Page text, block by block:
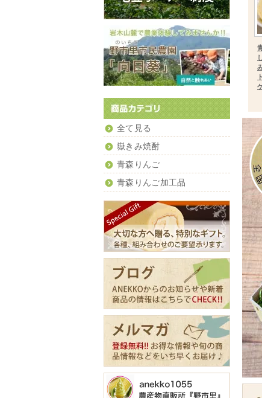
全て見る
嶽きみ焼酎
青森りんご
青森りんご加工品